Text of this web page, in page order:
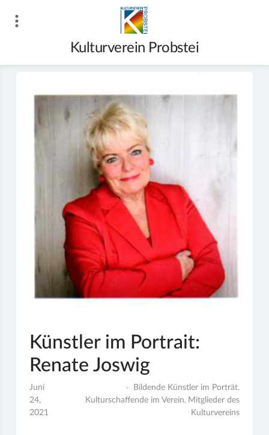
Inhalt
Kulturverein Probstei
Künstler im Portrait:
Renate Joswig
Juni
24,
2021
Bildende Künstler im Porträt,
Kulturschaffende im Verein, Mitglieder des
Kulturvereins